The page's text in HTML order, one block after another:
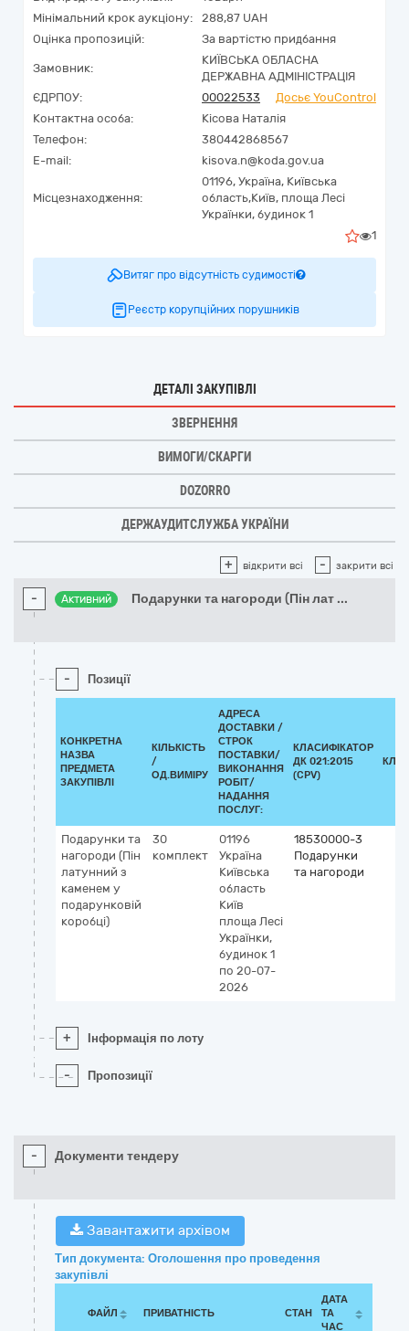
Мінімальний крок аукціону:
288,87 UAH
Оцінка пропозицій:
За вартістю придбання
Замовник:
КИЇВСЬКА ОБЛАСНА
ДЕРЖАВНА АДМІНІСТРАЦІЯ
ЄДРПОУ:
00022533
Досьє YouControl
Контактна особа:
Кісова Наталія
Телефон:
380442868567
E-mail:
kisova.n@koda.gov.ua
Місцезнаходження:
01196, Україна, Київська
область,Київ, площа Лесі
Українки, будинок 1
1
Витяг про відсутність судимості
Реєстр корупційних порушників
ДЕТАЛІ ЗАКУПІВЛІ
ЗВЕРНЕННЯ
ВИМОГИ/СКАРГИ
DOZORRO
ДЕРЖАУДИТСЛУЖБА УКРАЇНИ
+ відкрити всі - закрити всі
- Активний Подарунки та нагороди (Пін лат ...
- Позиції
КОНКРЕТНА
НАЗВА
ПРЕДМЕТА
ЗАКУПІВЛІ
КІЛЬКІСТЬ
/
ОД.ВИМІРУ
АДРЕСА
ДОСТАВКИ /
СТРОК
ПОСТАВКИ/
ВИКОНАННЯ
РОБІТ/
НАДАННЯ
ПОСЛУГ:
КЛАСИФІКАТОР
ДК 021:2015
(CPV)
Подарунки та
нагороди (Пін
латунний з
каменем у
подарунковій
коробці)
30
комплект
01196
Україна
Київська
область
Київ
площа Лесі
Українки,
будинок 1
по 20-07-
2026
18530000-3
Подарунки
та нагороди
+ Інформація по лоту
- Пропозиції
- Документи тендеру
Завантажити архівом
Тип документа: Оголошення про проведення
закупівлі
ФАЙЛ ПРИВАТНІСТЬ СТАН
ДАТА
ТА
ЧАС